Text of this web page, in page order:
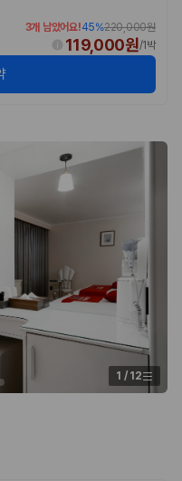
에 따라 실제 이용 만족도가
이동 조건을 가격과 함께 비교
교
렌트카 최저가를 찾는 사용자
격과 승차감의 균형이 좋은 차
동에 적합하며 보험 조건과 차
다.
적합하며 인원수, 짐 공간, 보
야 진짜 가격비교입
담 금액이 달라질 수 있습니
반자차, 완전자차, 슈퍼자차 조
3개 남았어요!45%220,000원
119,000원/1박
1 /12